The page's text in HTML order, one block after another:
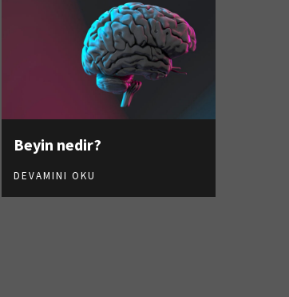
Beyin nedir?
DEVAMINI OKU